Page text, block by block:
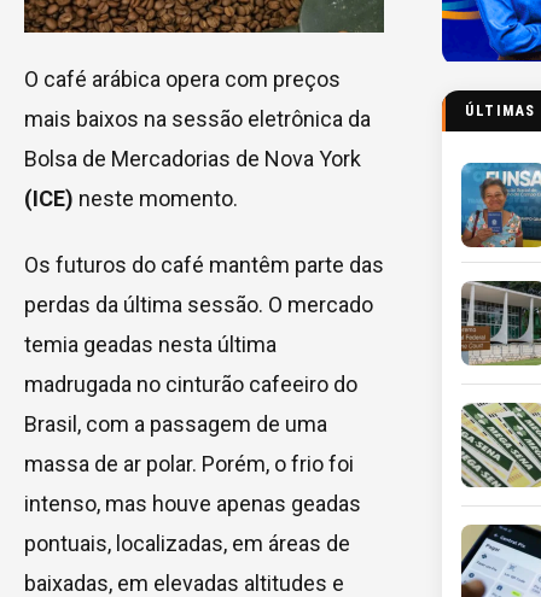
O café arábica opera com preços
mais baixos na sessão eletrônica da
Bolsa de Mercadorias de Nova York
(ICE) neste momento.
Os futuros do café mantêm parte das
perdas da última sessão. O mercado
temia geadas nesta última
madrugada no cinturão cafeeiro do
Brasil, com a passagem de uma
massa de ar polar. Porém, o frio foi
intenso, mas houve apenas geadas
pontuais, localizadas, em áreas de
baixadas, em elevadas altitudes e